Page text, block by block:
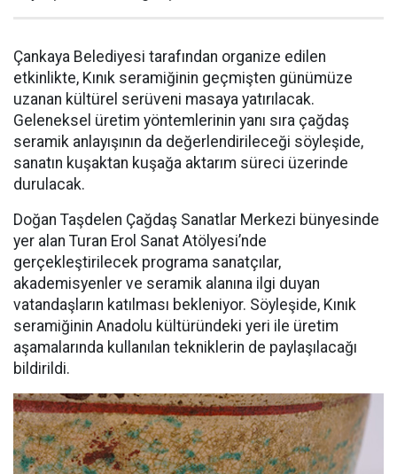
Çankaya Belediyesi tarafından organize edilen
etkinlikte, Kınık seramiğinin geçmişten günümüze
uzanan kültürel serüveni masaya yatırılacak.
Geleneksel üretim yöntemlerinin yanı sıra çağdaş
seramik anlayışının da değerlendirileceği söyleşide,
sanatın kuşaktan kuşağa aktarım süreci üzerinde
durulacak.
Doğan Taşdelen Çağdaş Sanatlar Merkezi bünyesinde
yer alan Turan Erol Sanat Atölyesi’nde
gerçekleştirilecek programa sanatçılar,
akademisyenler ve seramik alanına ilgi duyan
vatandaşların katılması bekleniyor. Söyleşide, Kınık
seramiğinin Anadolu kültüründeki yeri ile üretim
aşamalarında kullanılan tekniklerin de paylaşılacağı
bildirildi.